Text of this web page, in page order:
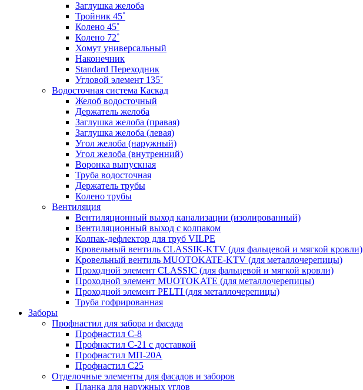
Заглушка желоба
Тройник 45˚
Колено 45˚
Колено 72˚
Хомут универсальный
Наконечник
Standard Переходник
Угловой элемент 135˚
Водосточная система Каскад
Желоб водосточный
Держатель желоба
Заглушка желоба (правая)
Заглушка желоба (левая)
Угол желоба (наружный)
Угол желоба (внутренний)
Воронка выпускная
Труба водосточная
Держатель трубы
Колено трубы
Вентиляция
Вентиляционный выход канализации (изолированный)
Вентиляционный выход с колпаком
Колпак-дефлектор для труб VILPE
Кровельный вентиль CLASSIK-KTV (для фальцевой и мягкой кровли)
Кровельный вентиль MUOTOKATE-KTV (для металлочерепицы)
Проходной элемент CLASSIC (для фальцевой и мягкой кровли)
Проходной элемент MUOTOKATE (для металлочерепицы)
Проходной элемент PELTI (для металлочерепицы)
Труба гофрированная
Заборы
Профнастил для забора и фасада
Профнастил С-8
Профнастил С-21 с доставкой
Профнастил МП-20А
Профнастил С25
Отделочные элементы для фасадов и заборов
Планка для наружных углов